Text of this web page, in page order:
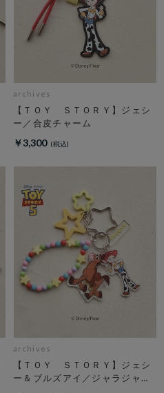
archives
【ＴＯＹ ＳＴＯＲＹ】ジェシ
ー／合皮チャーム
￥3,300
archives
【ＴＯＹ ＳＴＯＲＹ】ジェシ
ー＆ブルズアイ／ジャラジャラ